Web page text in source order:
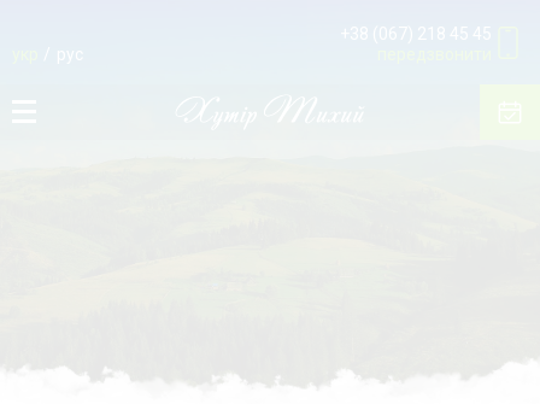
рус
+38 (067) 218 45 45